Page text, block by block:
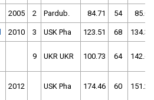
2005 2 Pardub. 84.71 54 85.09
2010 3 USK Pha 123.51 68 134.32
9 UKR UKR 100.73 64 142.60
2012 USK Pha 174.46 60 151.23